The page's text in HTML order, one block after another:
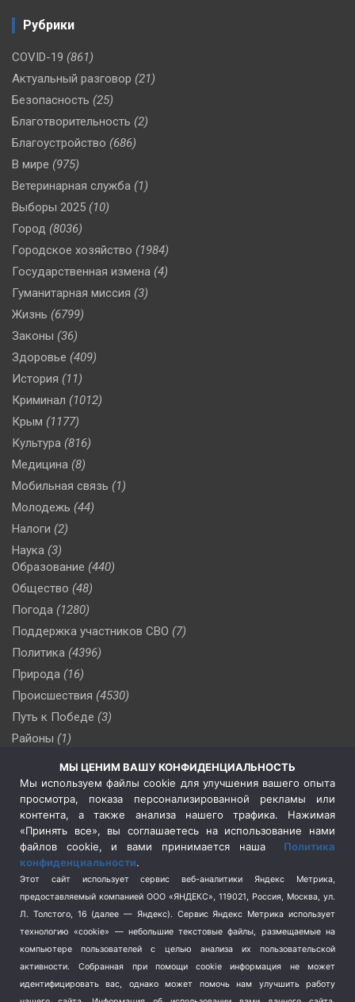
Рубрики
COVID-19 (861)
Актуальный разговор (21)
Безопасность (25)
Благотворительность (2)
Благоустройство (686)
В мире (975)
Ветеринарная служба (1)
Выборы 2025 (10)
Город (8036)
Городское хозяйство (1984)
Государственная измена (4)
Гуманитарная миссия (3)
Жизнь (6799)
Законы (36)
Здоровье (409)
История (11)
Криминал (1012)
Крым (1177)
Культура (816)
Медицина (8)
Мобильная связь (1)
Молодежь (44)
Налоги (2)
Наука (3)
Образование (440)
Общество (48)
Погода (1280)
Поддержка участников СВО (7)
Политика (4396)
Природа (16)
Происшествия (4530)
Путь к Победе (3)
Районы (1)
Сельское хозяйство (3)
Социальная политика
(3)
Спецоперация в Украине
Спецоперация на Украине
(404)
Спорт (740)
Терроризм (1)
Транспорт (262)
Туризм (178)
Флот (76)
МЫ ЦЕНИМ ВАШУ КОНФИДЕНЦИАЛЬНОСТЬ
Мы используем файлы cookie для улучшения вашего опыта
просмотра, показа персонализированной рекламы или
контента, а также анализа нашего трафика. Нажимая
«Принять все», вы соглашаетесь на использование нами
файлов cookie, и вами принимается наша Политика
конфиденциальности.
Этот сайт использует сервис веб-аналитики Яндекс Метрика,
предоставляемый компанией ООО «ЯНДЕКС», 119021, Россия, Москва, ул.
Л. Толстого, 16 (далее — Яндекс). Сервис Яндекс Метрика использует
технологию «cookie» — небольшие текстовые файлы, размещаемые на
компьютере пользователей с целью анализа их пользовательской
активности.
Собранная при помощи cookie информация не может
идентифицировать вас, однако может помочь нам улучшить работу